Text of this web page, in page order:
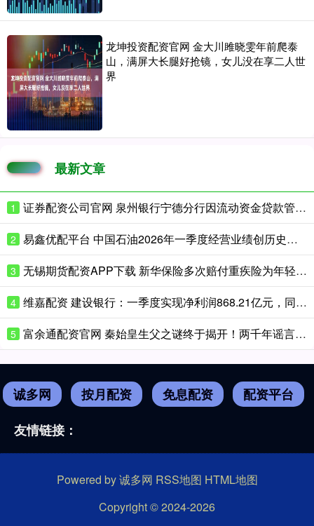
龙坤投资配资官网 金大川雎晓雯年前爬泰
山，满屏大长腿好抢镜，女儿没在享二人世
界
最新文章
1 证券配资公司官网 泉州银行宁德分行因流动资金贷款管理不到位等被罚款115万元
2 易鑫优配平台 中国石油2026年一季度经营业绩创历史新高 实现“十五五”良好开局
3 无锡期货配资APP下载 新华保险多次赔付重疾险为年轻客户提供持续保障
4 维嘉配资 建设银行：一季度实现净利润868.21亿元，同比增长3.68%
5 富余通配资官网 秦始皇生父之谜终于揭开！两千年谣言被证据粉碎，真相只有一个
诚多网 按月配资 免息配资
配资平台
友情链接：
Powered by诚多网 RSS地图 HTML地图
Copyright© 2024-2026